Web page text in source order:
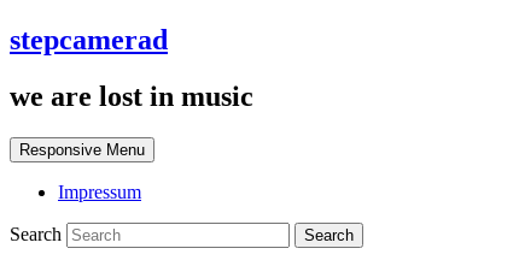
stepcamerad
we are lost in music
Responsive Menu
Impressum
Search